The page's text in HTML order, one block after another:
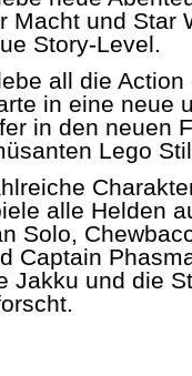
Macht und Star
Story-Level.
all die
in eine neue
in den neuen
Lego
alle Helden
Solo,
Captain
Jakku und die